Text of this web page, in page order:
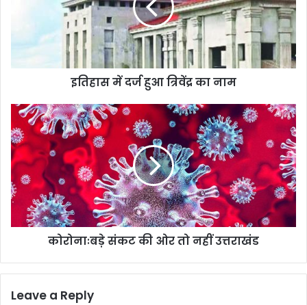
इतिहास में दर्ज हुआ त्रिवेंद्र का नाम
कोरोनाःबड़े
संकट
की
ओर
तो
नहीं
उत्तराखंड
कोरोनाःबड़े संकट की ओर तो नहीं उत्तराखंड
Leave a Reply